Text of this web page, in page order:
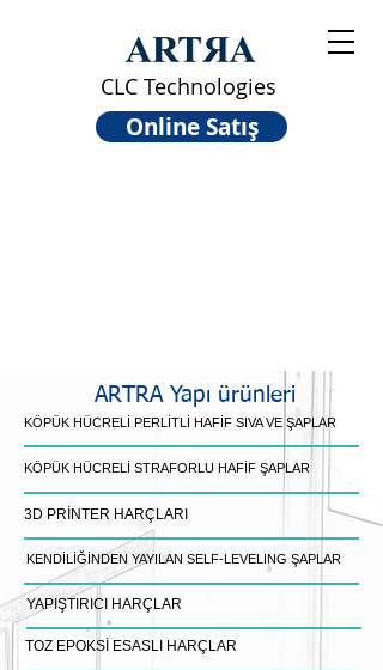
CLC Technologies
Online Satış
ARTRA Yapı ürünleri
KÖPÜK HÜCRELİ PERLİTLİ HAFİF SIVA VE ŞAPLAR
KÖPÜK HÜCRELİ STRAFORLU HAFİF ŞAPLAR
3D PRİNTER HARÇLARI
KENDİLİĞİNDEN YAYILAN SELF-LEVELING ŞAPLAR
YAPIŞTIRICI HARÇLAR
TOZ EPOKSİ ESASLI HARÇLAR